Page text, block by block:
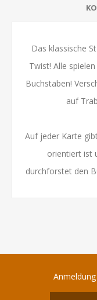
Das klassische
Twist! Alle
Buchstaben!
auf
Auf jeder Karte
orientiert ist
durchforstet den